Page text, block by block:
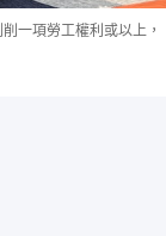
一項勞工權利或以上，